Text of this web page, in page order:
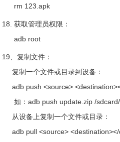
123.apk
获取管理员权限：
root
复制文件：
一个文件或目录到设备：
push <source> <destination></
adb push update.zip /sdcard/
备上复制一个文件或目录：
pull <source> <destination></